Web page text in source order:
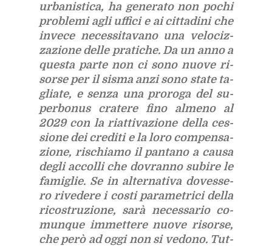
ur­ba­ni­sti­ca, ha ge­ne­ra­to non po­chi
pro­ble­mi agli uf­fi­ci e ai cit­ta­di­ni che
in­ve­ce ne­ces­si­ta­va­no una ve­lo­ciz­
za­zio­ne del­le pra­ti­che. Da un anno a
que­sta par­te non ci sono nuo­ve ri­
sor­se per il si­sma anzi sono sta­te ta­
glia­te, e sen­za una pro­ro­ga del su­
per­bo­nus cra­te­re fino al­me­no al
2029 con la riat­ti­va­zio­ne del­la ces­
sio­ne dei cre­di­ti e la loro com­pen­sa­
zio­ne, ri­schia­mo il pan­ta­no a cau­sa
de­gli ac­col­li che do­vran­no su­bi­re le
fa­mi­glie. Se in al­ter­na­ti­va do­ves­se­
ro ri­ve­de­re i co­sti pa­ra­me­tri­ci del­la
ri­co­stru­zio­ne, sarà ne­ces­sa­rio co­
mun­que im­met­te­re nuo­ve ri­sor­se,
che però ad oggi non si ve­do­no. Tut­